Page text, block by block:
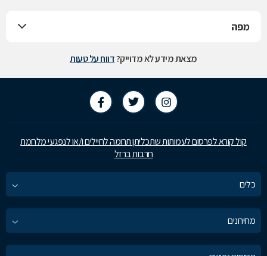
מפה
מצאת מידע לא מדוייק?דווח על טעות
קול קורא לפרסום לעמותות שתכליתן תרומה לחיילים ו/או לנפגעי מלחמת
חרבות ברזל
כלים
מחירונים